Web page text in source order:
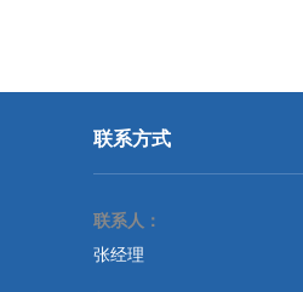
联系方式
联系人：
张经理